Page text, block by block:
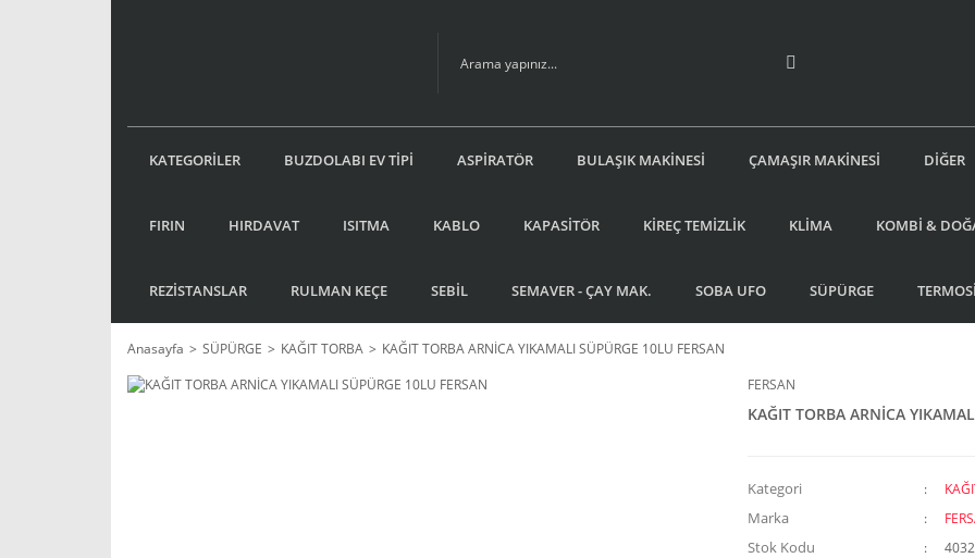
KATEGORİLER BUZDOLABI EV TİPİ ASPİRATÖR BULAŞIK MAKİNESİ ÇAMAŞIR MAKİNESİ DİĞER
FIRIN HIRDAVAT ISITMA KABLO KAPASİTÖR KİREÇ TEMİZLİK KLİMA KOMBİ &
REZİSTANSLAR RULMAN KEÇE SEBİL SEMAVER - ÇAY MAK. SOBA UFO SÜPÜRGE
Anasayfa SÜPÜRGE KAĞIT TORBA
KAĞIT TORBA ARNİCA YIKAMALI SÜPÜRGE 10LU FERSAN
FERSAN
KAĞIT TORBA ARNİCA
Kategori
Marka
Stok Kodu 4032